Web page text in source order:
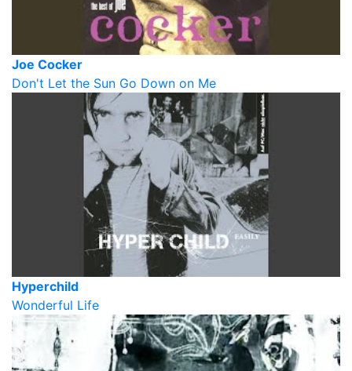
Joe Cocker
Don't Let the Sun Go Down on Me
Hyperchild
Wonderful Life